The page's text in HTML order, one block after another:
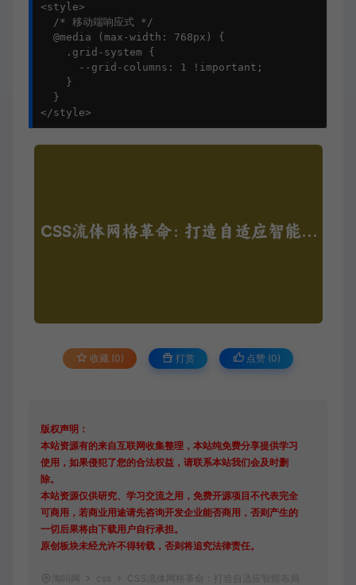
<style>
  /* 移动端响应式 */
  @media (max-width: 768px) {
    .grid-system {
      --grid-columns: 1 !important;
    }
  }
</style>
收藏 (0) 打赏 点赞 (0)
版权声明：
本站资源有的来自互联网收集整理，本站纯免费分享提供学习
使用，如果侵犯了您的合法权益，请联系本站我们会及时删
除。
本站资源仅供研究、学习交流之用，免费开源项目不代表完全
可商用，若商业用途请先咨询开发企业能否商用，否则产生的
一切后果将由下载用户自行承担。
原创板块未经允许不得转载，否则将追究法律责任。
淘吗网 css
CSS流体网格革命：打造自适应智能布局